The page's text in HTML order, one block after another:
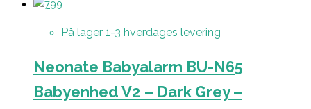
På lager 1-3 hverdages levering
Neonate Babyalarm BU-N65
Babyenhed V2 – Dark Grey –